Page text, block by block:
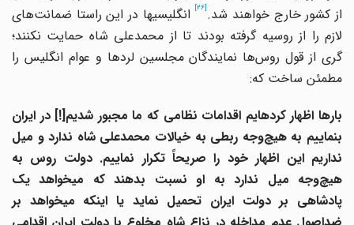
از کشور خارج خواهند شد.
انگلیسی‎ها در این راستا ضمانت‌های
لازم را از روسیه گرفته بودند تا از محمدعلی شاه حمایت نکنند؛
گری از قول روس‌ها نمایندگان مجلسین لردها و عوام انگلیس را
مطمئن ساخت که:
بارها اظهار کرده‎ایم اقدامات نظامی که ما مجبور شدیم[!] در ایران
بنماییم به هیچ‌وجه ربطی به خیالات محمدعلی ‌شاه ندارد و میل
نداریم این اظهار خود را صریحاً تکرار نماییم. دولت روس به
هیچ‌وجه میل ندارد به او نسبت بدهند که می ‎خواهد یک
پادشاهی بر دولت ایران تحمیل نماید یا اینکه می ‎خواهد بر